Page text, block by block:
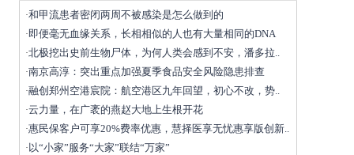
·和甲流患者密闭两周不被感染是怎么做到的
·即便毫无血缘关系，长相相似的人也有大量相同的DNA
·北极挖出史前生物尸体，为何人类会感到不安，潘多拉..
·南京高淳：突出重点加强夏季食品安全风险隐患排查
·融创郑州空港宸院：航空港区九年回望，初心不改，势..
·云力量，在广袤的燕赵大地上生根开花
·惠民保客户可享20%费率优惠，慧择医享无忧惠享版创新..
· 以“小家”服务“大家”联结“万家”